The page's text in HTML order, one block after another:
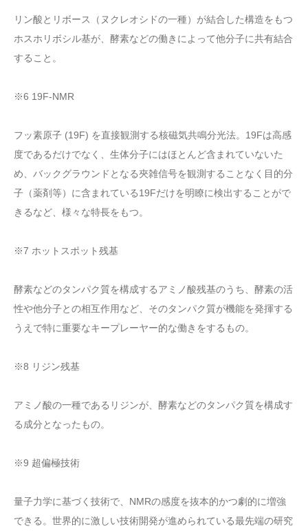
リン酸とリボース（ヌクレオシドの一種）が結合した構造をもつ
ホスホリボシル基が、酵素などの働きによって他分子に共有結合
すること。
※6 19F-NMR
フッ素原子 (19F) を直接観測する核磁気共鳴分光法。19Fは高感
度であるだけでなく、生体分子にはほとんど含まれていないた
め、バックグラウンドとなる夾雑信号を観測することなく目的分
子（薬剤等）に含まれている19Fだけを明瞭に検出することがで
きるなど、様々な特長をもつ。
※7 ホットスポット残基
酵素などのタンパク質を構成するアミノ酸残基のうち、酵素の活
性や他分子との相互作用など、そのタンパク質が機能を発揮する
うえで特に重要なキープレーヤー的な働きをするもの。
※8 リジン残基
アミノ酸の一種であるリジンが、酵素などのタンパク質を構成す
る成分となったもの。
※9 超偏極技術
量子力学に基づく技術で、NMRの感度を抜本的かつ劇的に増強
できる。世界的に激しい技術開発が進められている最先端の研究